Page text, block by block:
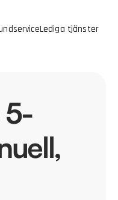
Lediga tjänster
5-